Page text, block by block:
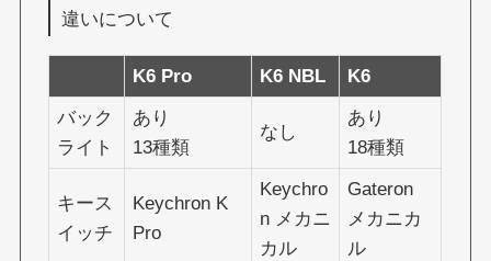
違いについて
K6 Pro K6 NBL
K6
バック
ライト
あり
13種類
なし
あり
18種類
キース
イッチ
Keychron K
Pro
Keychro
n メカニ
カル
Gateron
メカニカ
ル